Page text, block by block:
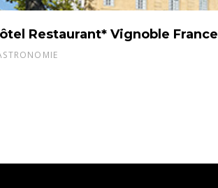
Restaurant* Vignoble France